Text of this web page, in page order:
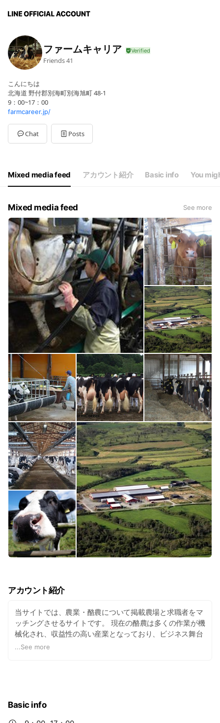
ファームキャリア
Friends41
こんにちは
北海道 野付郡別海町別海旭町 48-1
9：00~17：00
farmcareer.jp/
Chat Posts
Mixed media feed アカウント紹介 Basic info You
Mixed media feed See more
アカウント紹介
当サイトでは、農業・酪農について掲載農場と求職者をマ
ッチングさせるサイトです。 現在の酪農は多くの作業が機
械化され、収益性の高い産業となっており、ビジネス舞台
となるフィールドは映画のワンシーンに出てくるような大
します。
...See more
Basic info